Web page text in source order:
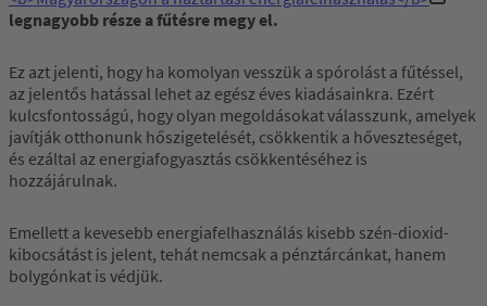
legnagyobb része a fűtésre megy el.
Ez azt jelenti, hogy ha komolyan vesszük a spórolást a fűtéssel,
az jelentős hatással lehet az egész éves kiadásainkra. Ezért
kulcsfontosságú, hogy olyan megoldásokat válasszunk, amelyek
javítják otthonunk hőszigetelését, csökkentik a hőveszteséget,
és ezáltal az energiafogyasztás csökkentéséhez is
hozzájárulnak.
Emellett a kevesebb energiafelhasználás kisebb szén-dioxid-
kibocsátást is jelent, tehát nemcsak a pénztárcánkat, hanem
bolygónkat is védjük.